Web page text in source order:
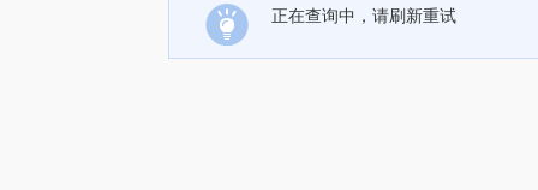
正在查询中，请刷新重试